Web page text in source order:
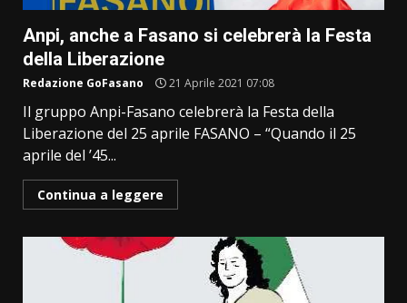
Anpi, anche a Fasano si celebrerà la Festa
della Liberazione
Redazione GoFasano 21 Aprile 2021 07:08
Il gruppo Anpi-Fasano celebrerà la Festa della
Liberazione del 25 aprile FASANO – “Quando il 25
aprile del ’45...
Continua a leggere